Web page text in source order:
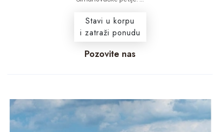
Stavi u korpu
i zatraži ponudu
Pozovite nas